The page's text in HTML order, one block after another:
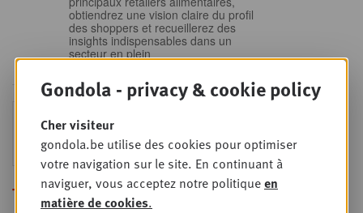
obtiendrez une vision claire du profil
des shoppers et recueillerez des
insights indispensables dans un
secteur en plein
24
SEPT
2026
Sales & Nego summit 2026
Toutes les formations
Gondola - privacy & cookie policy
Cher visiteur
gondola.be utilise des cookies pour optimiser
votre navigation sur le site. En continuant à
naviguer, vous acceptez notre politiqueen
matière de cookies.